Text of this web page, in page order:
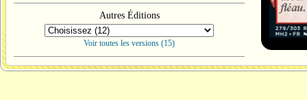
Autres Éditions
Voir toutes les versions (15)